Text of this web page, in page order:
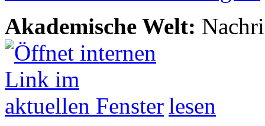
Akademische Welt:
lesen